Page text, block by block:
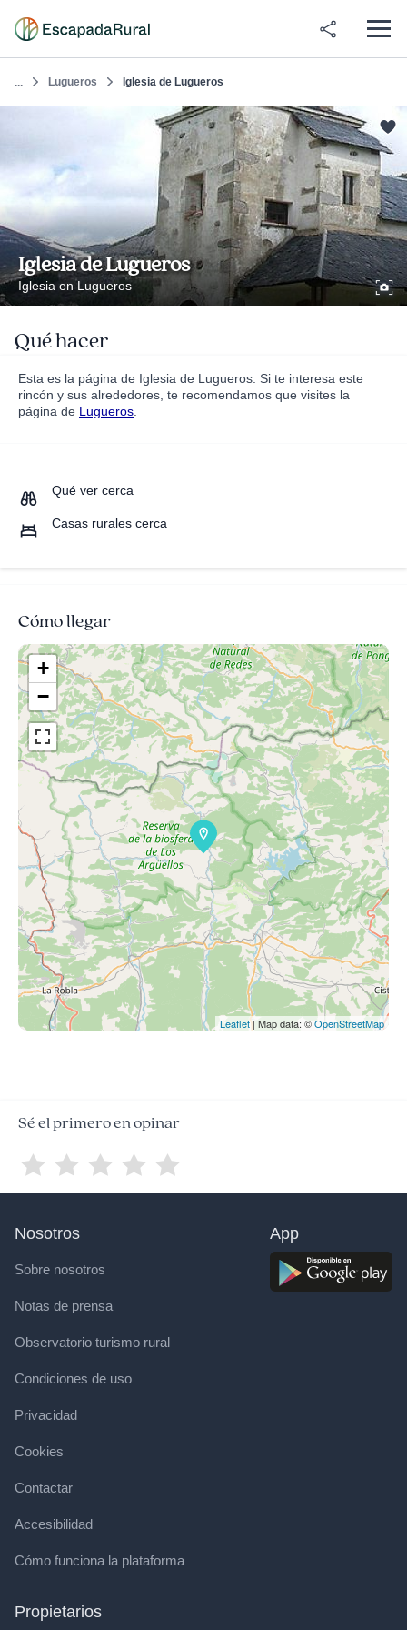
... Lugueros Iglesia de Lugueros
Iglesia de Lugueros
Iglesia en Lugueros
Qué hacer
Esta es la página de Iglesia de Lugueros. Si te interesa este
rincón y sus alrededores, te recomendamos que visites la
página de Lugueros
Qué ver cerca
Casas rurales cerca
Cómo llegar
+
−
Leaflet| Map data: ©OpenStreetMap
Sé el primero en opinar
Nosotros
Sobre nosotros
Notas de prensa
Observatorio turismo rural
Condiciones de uso
Privacidad
Cookies
Contactar
Accesibilidad
Cómo funciona la plataforma
Propietarios
App